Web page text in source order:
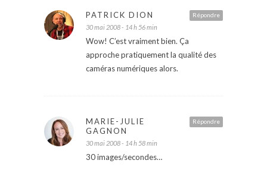
Répondre
PATRICK DION
30 mai 2008 - 14 h 56 min
Wow! C’est vraiment bien. Ça
approche pratiquement la qualité des
caméras numériques alors.
Répondre
MARIE-JULIE
GAGNON
30 mai 2008 - 14 h 58 min
30 images/secondes…